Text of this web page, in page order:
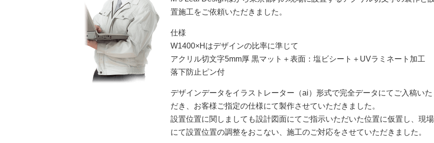
置施工をご依頼いただきました。
仕様
W1400×Hはデザインの比率に準じて
アクリル切文字5mm厚 黒マット＋表面：塩ビシート＋UVラミネート加工
落下防止ピン付
デザインデータをイラストレーター（ai）形式で完全データにてご入稿いた
だき、お客様ご指定の仕様にて製作させていただきました。
設置位置に関しましても設計図面にてご指示いただいた位置に仮置し、現場
にて設置位置の調整をおこない、施工のご対応をさせていただきました。